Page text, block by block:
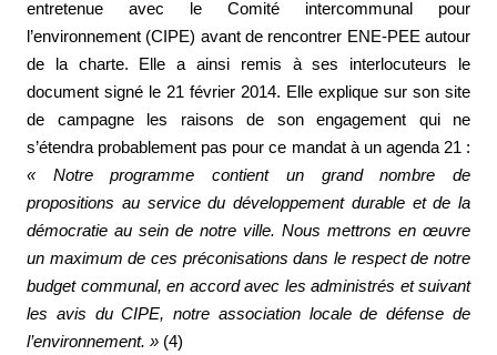
entretenue avec le Comité intercommunal pour
l’environnement (CIPE) avant de rencontrer ENE-PEE autour
de la charte. Elle a ainsi remis à ses interlocuteurs le
document signé le 21 février 2014. Elle explique sur son site
de campagne les raisons de son engagement qui ne
s’étendra probablement pas pour ce mandat à un agenda 21 :
« Notre programme contient un grand nombre de
propositions au service du développement durable et de la
démocratie au sein de notre ville. Nous mettrons en œuvre
un maximum de ces préconisations dans le respect de notre
budget communal, en accord avec les administrés et suivant
les avis du CIPE, notre association locale de défense de
l’environnement. » (4)